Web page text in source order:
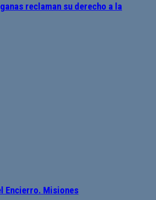
reclaman su derecho a la
Encierro. Misiones